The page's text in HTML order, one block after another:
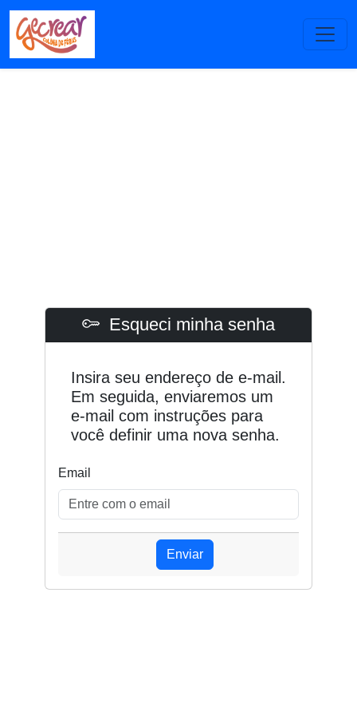
Esqueci minha senha
Insira seu endereço de e-mail.
Em seguida, enviaremos um
e-mail com instruções para
você definir uma nova senha.
Email
Enviar